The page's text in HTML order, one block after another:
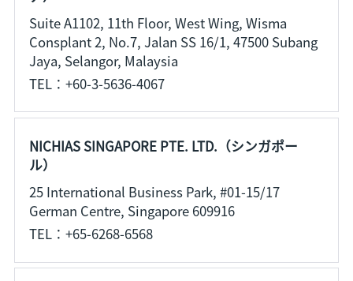
Suite A1102, 11th Floor, West Wing, Wisma
Consplant 2, No.7, Jalan SS 16/1, 47500 Subang
Jaya, Selangor, Malaysia
TEL：+60-3-5636-4067
NICHIAS SINGAPORE PTE. LTD.（シンガポー
ル）
25 International Business Park, #01-15/17
German Centre, Singapore 609916
TEL：+65-6268-6568